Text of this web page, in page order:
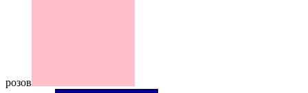
розов